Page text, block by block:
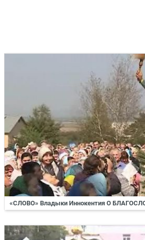
«СЛОВО» Владыки Иннокентия О